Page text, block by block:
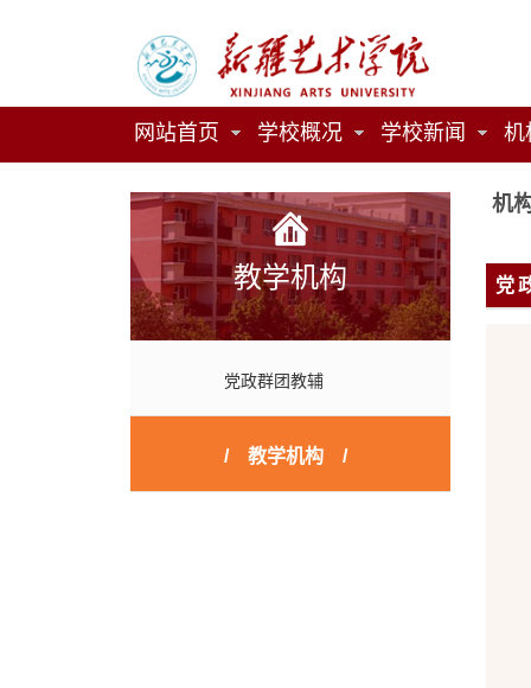
网站首页 学校概况 学校新闻 机
教学机构
党政群团教辅
教学机构
机
党